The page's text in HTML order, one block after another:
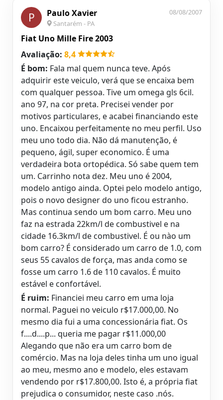
P Paulo Xavier
Santarém - PA
08/08/2007
Fiat Uno Mille Fire 2003
Avaliação: 8,4
É bom: Fala mal quem nunca teve. Após
adquirir este veiculo, verá que se encaixa bem
com qualquer pessoa. Tive um omega gls 6cil.
ano 97, na cor preta. Precisei vender por
motivos particulares, e acabei financiando este
uno. Encaixou perfeitamente no meu perfil. Uso
meu uno todo dia. Não dá manutenção, é
pequeno, ágil, super economico. É uma
verdadeira bota ortopédica. Só sabe quem tem
um. Carrinho nota dez. Meu uno é 2004,
modelo antigo ainda. Optei pelo modelo antigo,
pois o novo designer do uno ficou estranho.
Mas continua sendo um bom carro. Meu uno
faz na estrada 22km/l de combustivel e na
cidade 16.3km/l de combustivel. É ou nào um
bom carro? É considerado um carro de 1.0, com
seus 55 cavalos de força, mas anda como se
fosse um carro 1.6 de 110 cavalos. É muito
estável e confortável.
É ruim: Financiei meu carro em uma loja
normal. Paguei no veiculo r$17.000,00. No
mesmo dia fui a uma concessionária fiat. Os
f....d....p... queria me pagar r$11.000,00
Alegando que não era um carro bom de
comércio. Mas na loja deles tinha um uno igual
ao meu, mesmo ano e modelo, eles estavam
vendendo por r$17.800,00. Isto é, a própria fiat
prejudica o consumidor, neste caso .nós.